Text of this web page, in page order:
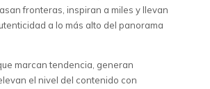
fronteras, inspiran a miles y llevan
a lo más alto del panorama
marcan tendencia, generan
el nivel del contenido con